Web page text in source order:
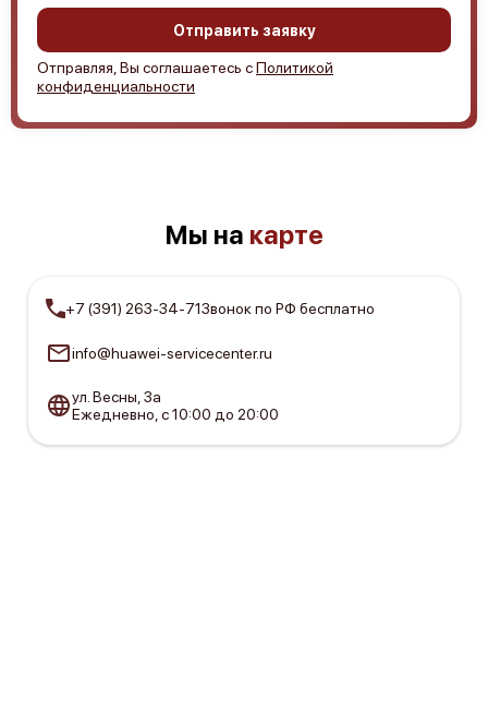
Отправить заявку
Отправляя, Вы соглашаетесь сПолитикой
конфиденциальности
Мы на карте
+7 (391) 263-34-71Звонок по РФ бесплатно
info@huawei-servicecenter.ru
ул. Весны, 3а
Ежедневно, с 10:00 до 20:00